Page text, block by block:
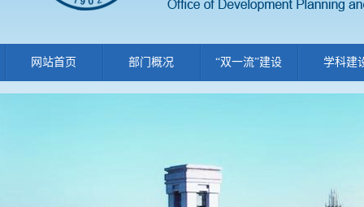
网站首页 部门概况 “双一流”建设 学科建